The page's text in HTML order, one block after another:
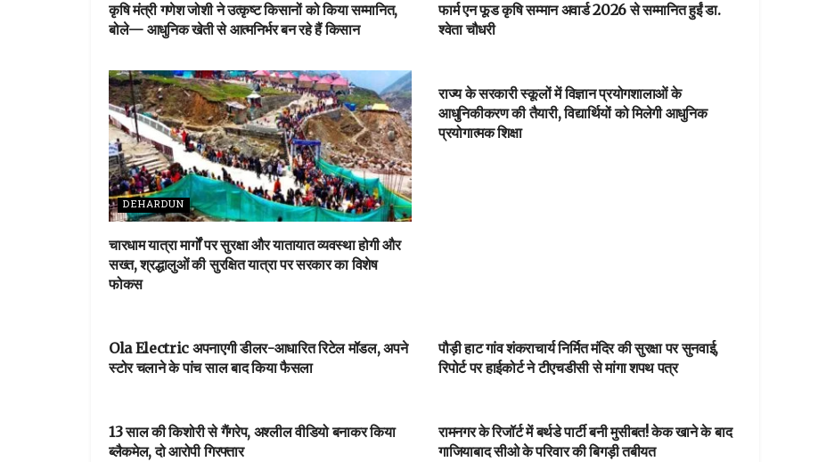
कृषि मंत्री गणेश जोशी ने उत्कृष्ट किसानों को किया सम्मानित,
बोले— आधुनिक खेती से आत्मनिर्भर बन रहे हैं किसान
फार्म एन फूड कृषि सम्मान अवार्ड 2026 से सम्मानित हुईं डा.
श्वेता चौधरी
DEHARDUN
चारधाम यात्रा मार्गों पर सुरक्षा और यातायात व्यवस्था होगी और
सख्त, श्रद्धालुओं की सुरक्षित यात्रा पर सरकार का विशेष
फोकस
राज्य के सरकारी स्कूलों में विज्ञान प्रयोगशालाओं के
आधुनिकीकरण की तैयारी, विद्यार्थियों को मिलेगी आधुनिक
प्रयोगात्मक शिक्षा
Ola Electric अपनाएगी डीलर-आधारित रिटेल मॉडल, अपने
स्टोर चलाने के पांच साल बाद किया फैसला
पौड़ी हाट गांव शंकराचार्य निर्मित मंदिर की सुरक्षा पर सुनवाई,
रिपोर्ट पर हाईकोर्ट ने टीएचडीसी से मांगा शपथ पत्र
13 साल की किशोरी से गैंगरेप, अश्लील वीडियो बनाकर किया
ब्लैकमेल, दो आरोपी गिरफ्तार
रामनगर के रिजॉर्ट में बर्थडे पार्टी बनी मुसीबत! केक खाने के बाद
गाजियाबाद सीओ के परिवार की बिगड़ी तबीयत